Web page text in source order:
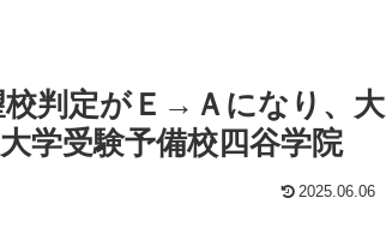
判定がＥ→Ａになり、大
学受験予備校四谷学院
2025.06.06